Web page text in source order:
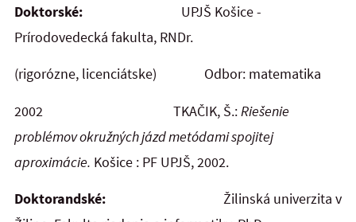
Doktorské: UPJŠ Košice -
Prírodovedecká fakulta, RNDr.
(rigorózne, licenciátske) Odbor: matematika
2002 TKAČIK, Š.:Riešenie
problémov okružných jázd metódami spojitej
aproximácie. Košice : PF UPJŠ, 2002.
Doktorandské: Žilinská univerzita v